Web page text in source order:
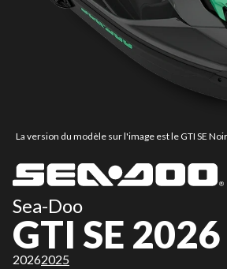
La version du modèle sur l'image est le GTI SE
Sea-Doo
GTI SE 2026
20262025